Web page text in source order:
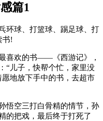
篇1
环球、打篮球、踢足球、打
书!
喜欢的书——《西游记》，
“儿子，快帮个忙，家里没
地放下手中的书，去超市
悟空三打白骨精的情节，孙
的把戏，最后终于打死了